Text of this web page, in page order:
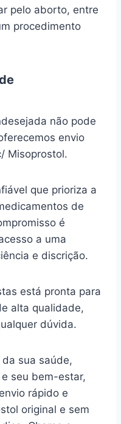
pelo aborto, entre
procedimento
não pode
envio
Misoprostol.
que prioriza a
de
é
a uma
e discrição.
está pronta para
alta qualidade,
dúvida.
sua saúde,
seu bem-estar,
rápido e
original e sem